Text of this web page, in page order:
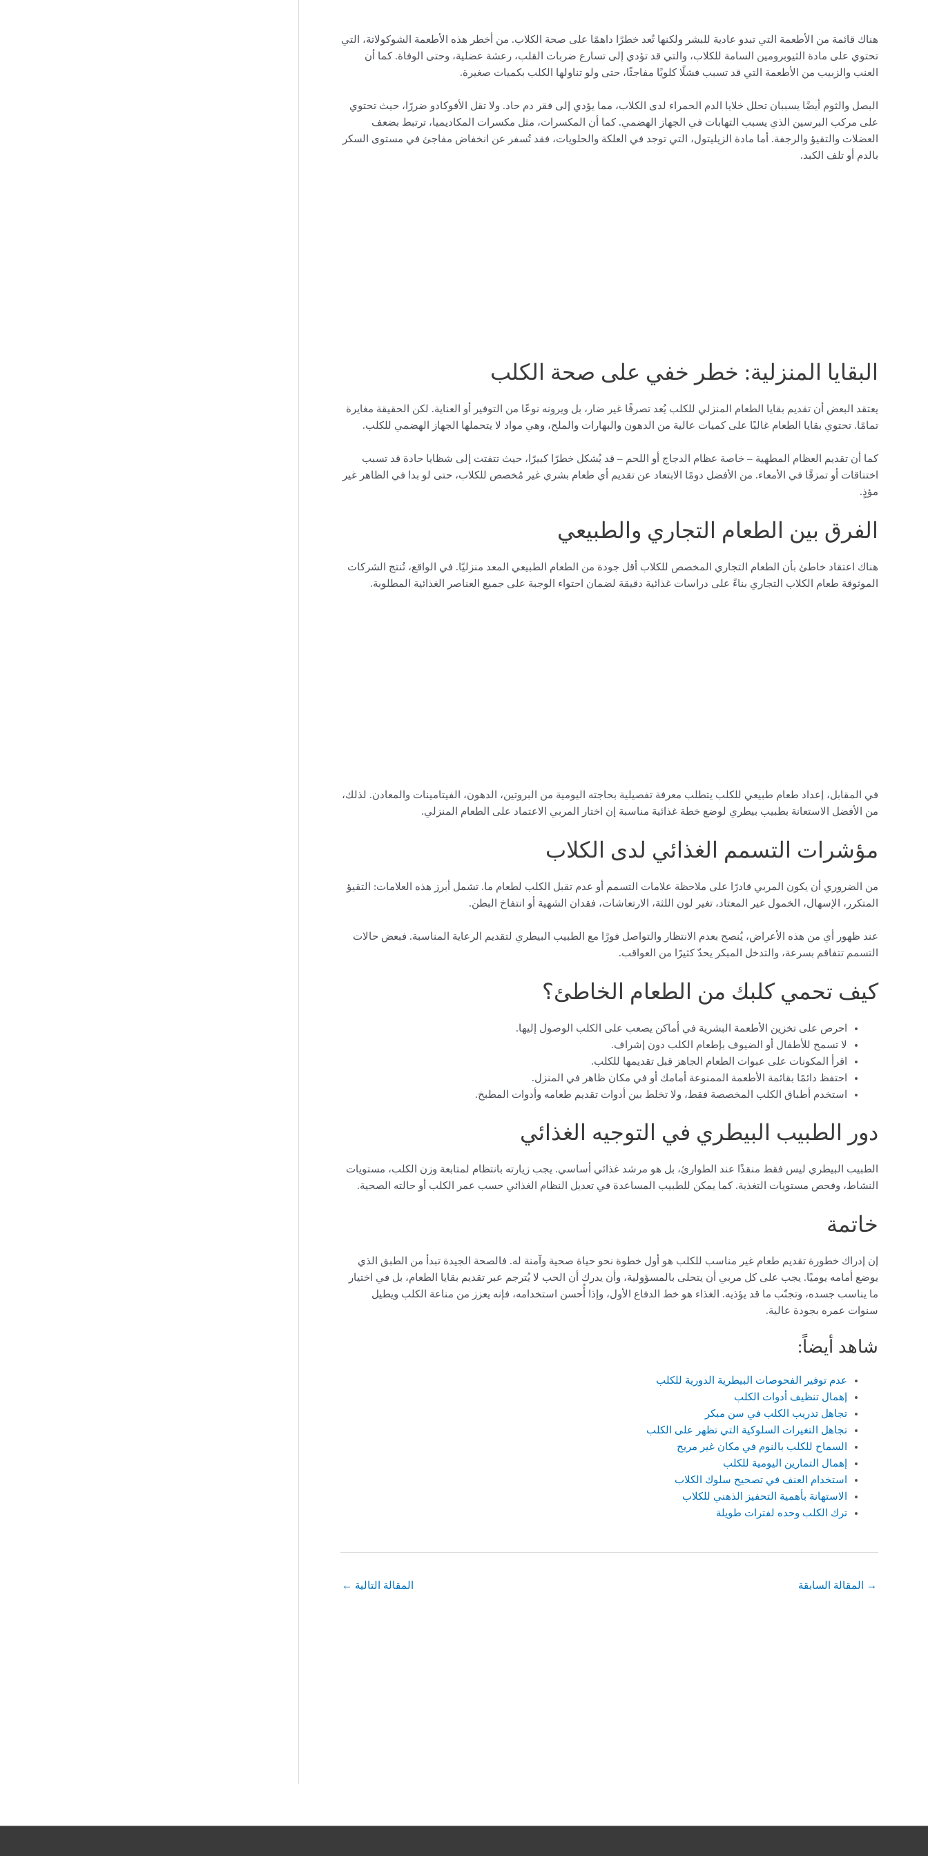
هناك قائمة من الأطعمة التي تبدو عادية للبشر ولكنها تُعد خطرًا داهمًا على صحة الكلاب. من أخطر هذه الأطعمة الشوكولاتة، التي
تحتوي على مادة الثيوبرومين السامة للكلاب، والتي قد تؤدي إلى تسارع ضربات القلب، رعشة عضلية، وحتى الوفاة. كما أن
العنب والزبيب من الأطعمة التي قد تسبب فشلًا كلويًا مفاجئًا، حتى ولو تناولها الكلب بكميات صغيرة.
البصل والثوم أيضًا يسببان تحلل خلايا الدم الحمراء لدى الكلاب، مما يؤدي إلى فقر دم حاد. ولا تقل الأفوكادو ضررًا، حيث تحتوي
على مركب البرسين الذي يسبب التهابات في الجهاز الهضمي. كما أن المكسرات، مثل مكسرات المكاديميا، ترتبط بضعف
العضلات والتقيؤ والرجفة. أما مادة الزيليتول، التي توجد في العلكة والحلويات، فقد تُسفر عن انخفاض مفاجئ في مستوى السكر
بالدم أو تلف الكبد.
البقايا المنزلية: خطر خفي على صحة الكلب
يعتقد البعض أن تقديم بقايا الطعام المنزلي للكلب يُعد تصرفًا غير ضار، بل ويرونه نوعًا من التوفير أو العناية. لكن الحقيقة مغايرة
تمامًا. تحتوي بقايا الطعام غالبًا على كميات عالية من الدهون والبهارات والملح، وهي مواد لا يتحملها الجهاز الهضمي للكلب.
كما أن تقديم العظام المطهية – خاصة عظام الدجاج أو اللحم – قد يُشكل خطرًا كبيرًا، حيث تتفتت إلى شظايا حادة قد تسبب
اختناقات أو تمزقًا في الأمعاء. من الأفضل دومًا الابتعاد عن تقديم أي طعام بشري غير مُخصص للكلاب، حتى لو بدا في الظاهر غير
مؤذٍ.
الفرق بين الطعام التجاري والطبيعي
هناك اعتقاد خاطئ بأن الطعام التجاري المخصص للكلاب أقل جودة من الطعام الطبيعي المعد منزليًا. في الواقع، تُنتج الشركات
الموثوقة طعام الكلاب التجاري بناءً على دراسات غذائية دقيقة لضمان احتواء الوجبة على جميع العناصر الغذائية المطلوبة.
في المقابل، إعداد طعام طبيعي للكلب يتطلب معرفة تفصيلية بحاجته اليومية من البروتين، الدهون، الفيتامينات والمعادن. لذلك،
من الأفضل الاستعانة بطبيب بيطري لوضع خطة غذائية مناسبة إن اختار المربي الاعتماد على الطعام المنزلي.
مؤشرات التسمم الغذائي لدى الكلاب
من الضروري أن يكون المربي قادرًا على ملاحظة علامات التسمم أو عدم تقبل الكلب لطعام ما. تشمل أبرز هذه العلامات: التقيؤ
المتكرر، الإسهال، الخمول غير المعتاد، تغير لون اللثة، الارتعاشات، فقدان الشهية أو انتفاخ البطن.
عند ظهور أي من هذه الأعراض، يُنصح بعدم الانتظار والتواصل فورًا مع الطبيب البيطري لتقديم الرعاية المناسبة. فبعض حالات
التسمم تتفاقم بسرعة، والتدخل المبكر يحدّ كثيرًا من العواقب.
كيف تحمي كلبك من الطعام الخاطئ؟
احرص على تخزين الأطعمة البشرية في أماكن يصعب على الكلب الوصول إليها.
لا تسمح للأطفال أو الضيوف بإطعام الكلب دون إشراف.
اقرأ المكونات على عبوات الطعام الجاهز قبل تقديمها للكلب.
احتفظ دائمًا بقائمة الأطعمة الممنوعة أمامك أو في مكان ظاهر في المنزل.
استخدم أطباق الكلب المخصصة فقط، ولا تخلط بين أدوات تقديم طعامه وأدوات المطبخ.
دور الطبيب البيطري في التوجيه الغذائي
الطبيب البيطري ليس فقط منقذًا عند الطوارئ، بل هو مرشد غذائي أساسي. يجب زيارته بانتظام لمتابعة وزن الكلب، مستويات
النشاط، وفحص مستويات التغذية. كما يمكن للطبيب المساعدة في تعديل النظام الغذائي حسب عمر الكلب أو حالته الصحية.
خاتمة
إن إدراك خطورة تقديم طعام غير مناسب للكلب هو أول خطوة نحو حياة صحية وآمنة له. فالصحة الجيدة تبدأ من الطبق الذي
يوضع أمامه يوميًا. يجب على كل مربي أن يتحلى بالمسؤولية، وأن يدرك أن الحب لا يُترجم عبر تقديم بقايا الطعام، بل في اختيار
ما يناسب جسده، وتجنّب ما قد يؤذيه. الغذاء هو خط الدفاع الأول، وإذا أُحسن استخدامه، فإنه يعزز من مناعة الكلب ويطيل
سنوات عمره بجودة عالية.
شاهد أيضاً:
عدم توفير الفحوصات البيطرية الدورية للكلب
إهمال تنظيف أدوات الكلب
تجاهل تدريب الكلب في سن مبكر
تجاهل التغيرات السلوكية التي تظهر على الكلب
السماح للكلب بالنوم في مكان غير مريح
إهمال التمارين اليومية للكلب
استخدام العنف في تصحيح سلوك الكلاب
الاستهانة بأهمية التحفيز الذهني للكلاب
ترك الكلب وحده لفترات طويلة
→ المقالة السابقة المقالة التالية ←